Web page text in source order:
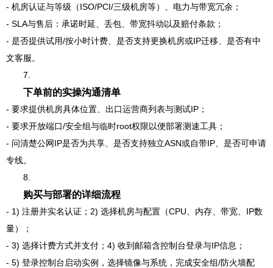
- 机房认证与等级（ISO/PCI/三级机房等）、电力与带宽冗余；
- SLA与售后：承诺时延、丢包、带宽抖动以及赔付条款；
- 是否提供试用/按小时计费、是否支持更换机房或IP迁移、是否有中
文客服。
7.
下单前的实操沟通清单
- 要求提供机房具体位置、出口运营商列表与测试IP；
- 要求开放端口/安全组与临时root权限以便部署测速工具；
- 问清楚公网IP是否为共享、是否支持独立ASN或自带IP、是否可申请
专线。
8.
购买与部署的详细流程
- 1) 注册并实名认证；2) 选择机房与配置（CPU、内存、带宽、IP数
量）；
- 3) 选择计费方式并支付；4) 收到邮箱含控制台登录与IP信息；
- 5) 登录控制台启动实例，选择镜像与系统，完成安全组/防火墙配